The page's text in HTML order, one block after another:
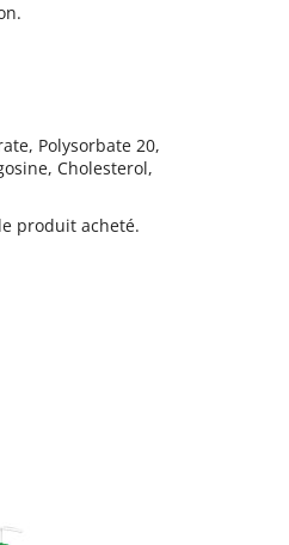
Polysorbate 20,
Cholesterol,
produit acheté.